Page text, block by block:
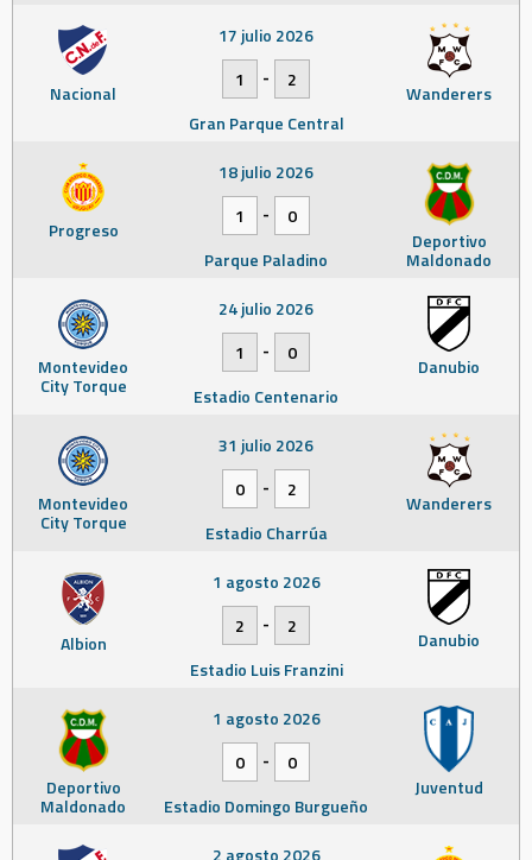
Nacional Wanderers
17 julio 2026
1
-
2
Gran Parque Central
Progreso Deportivo
Maldonado
18 julio 2026
1
-
0
Parque Paladino
Montevideo
City Torque
Danubio
24 julio 2026
1
-
0
Estadio Centenario
Montevideo
City Torque
Wanderers
31 julio 2026
0
-
2
Estadio Charrúa
Albion Danubio
1 agosto 2026
2
-
2
Estadio Luis Franzini
Deportivo
Maldonado
Juventud
1 agosto 2026
0
-
0
Estadio Domingo Burgueño
2 agosto 2026